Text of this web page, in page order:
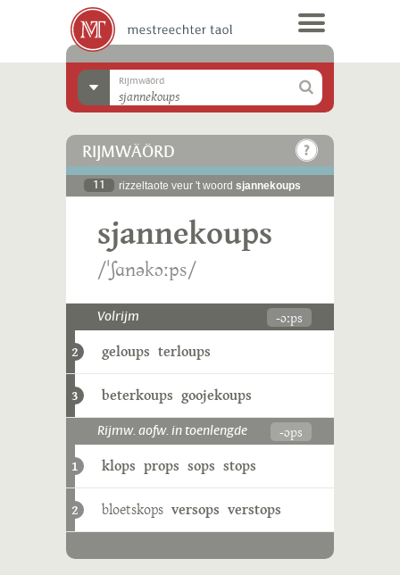
Rijmwäörd
RIJMWÄÖRD
11 rizzeltaote veur 't woord sjannekoups
sjannekoups
/ˈʃɑnəkɔːps/
Volrijm -ɔːps
2 geloups terloups
3 beterkoups goojekoups
Rijmw. aofw. in toenlengde -ɔps
1 klops props sops stops
2 bloetskops versops verstops